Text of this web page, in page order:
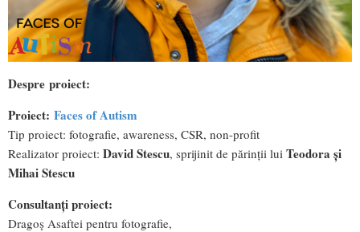
Despre proiect:
Proiect: Faces of Autism
Tip proiect: fotografie, awareness, CSR, non-profit
Realizator proiect: David Stescu, sprijinit de părinții lui Teodora și
Mihai Stescu
Consultanți proiect:
Dragoș Asaftei pentru fotografie,